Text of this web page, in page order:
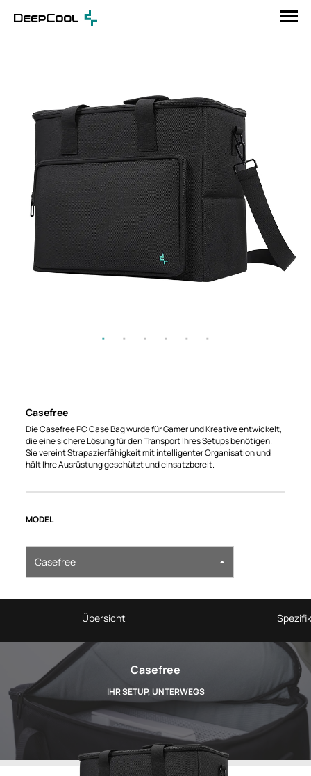
Casefree
Die Casefree PC Case Bag wurde für Gamer und Kreative entwickelt,
die eine sichere Lösung für den Transport Ihres Setups benötigen.
Sie vereint Strapazierfähigkeit mit intelligenter Organisation und
hält Ihre Ausrüstung geschützt und einsatzbereit.
MODEL
Casefree
Übersicht
Casefree
IHR SETUP, UNTERWEGS